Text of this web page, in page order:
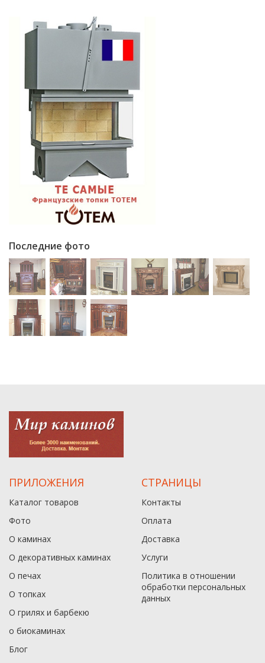
Последние фото
ПРИЛОЖЕНИЯ
Каталог товаров
Фото
О каминах
О декоративных каминах
О печах
О топках
О грилях и барбекю
о биокаминах
Блог
СТРАНИЦЫ
Контакты
Оплата
Доставка
Услуги
Политика в отношении
обработки персональных
данныx